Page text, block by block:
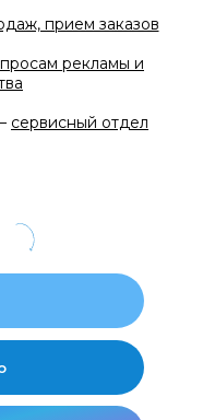
прием заказов
рекламы и
сервисный отдел